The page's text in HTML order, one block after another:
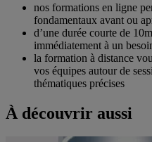
nos formations en ligne
fondamentaux avant ou
d’une durée courte de
immédiatement à un
la formation à distance
vos équipes autour de
thématiques précises
À découvrir aussi